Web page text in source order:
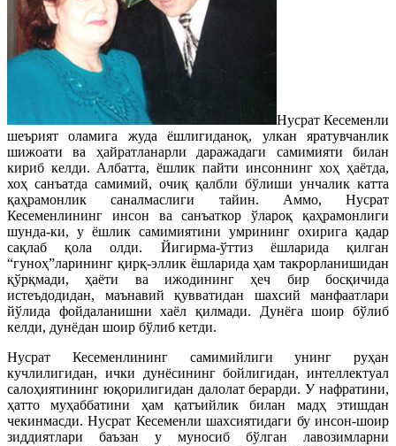
Нусрат Кесеменли
шеърият оламига жуда ёшлигиданоқ, улкан яратувчанлик
шижоати ва ҳайратланарли даражадаги самимияти билан
кириб келди. Албатта, ёшлик пайти инсоннинг хоҳ ҳаётда,
хоҳ санъатда самимий, очиқ қалбли бўлиши унчалик катта
қаҳрамонлик саналмаслиги тайин. Аммо, Нусрат
Кесеменлининг инсон ва санъаткор ўлароқ қаҳрамонлиги
шунда-ки, у ёшлик самимиятини умрининг охирига қадар
сақлаб қола олди. Йигирма-ўттиз ёшларида қилган
“гуноҳ”ларининг қирқ-эллик ёшларида ҳам такрорланишидан
қўрқмади, ҳаёти ва ижодининг ҳеч бир босқичида
истеъдодидан, маънавий қувватидан шахсий манфаатлари
йўлида фойдаланишни хаёл қилмади. Дунёга шоир бўлиб
келди, дунёдан шоир бўлиб кетди.
Нусрат Кесеменлининг самимийлиги унинг руҳан
кучлилигидан, ички дунёсининг бойлигидан, интеллектуал
салоҳиятининг юқорилигидан далолат берарди. У нафратини,
ҳатто муҳаббатини ҳам қатъийлик билан мадҳ этишдан
чекинмасди. Нусрат Кесеменли шахсиятидаги бу инсон-шоир
зиддиятлари баъзан у муносиб бўлган лавозимларни